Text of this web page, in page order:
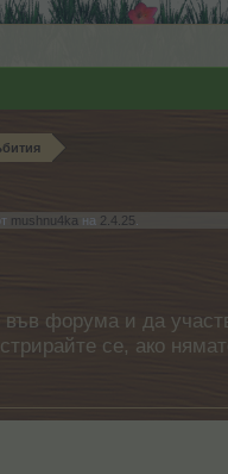
mushnu4ka на 2.4.25
форума и да
се, ако